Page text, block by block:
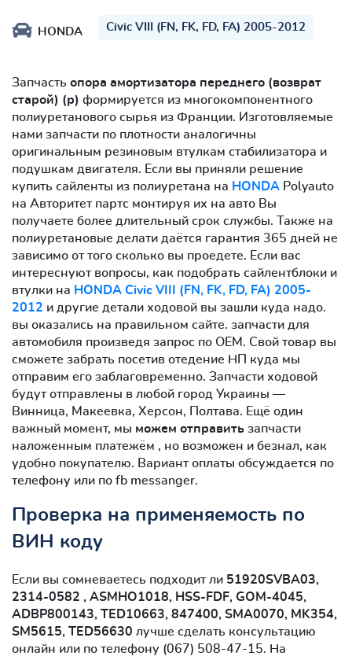
HONDA Civic VIII (FN, FK, FD, FA) 2005-2012
Запчасть опора амортизатора переднего (возврат
старой) (р) формируется из многокомпонентного
полиуретанового сырья из Франции. Изготовляемые
нами запчасти по плотности аналогичны
оригинальным резиновым втулкам стабилизатора и
подушкам двигателя. Если вы приняли решение
купить сайленты из полиуретана на HONDA Polyauto
на Авторитет партс монтируя их на авто Вы
получаете более длительный срок службы. Также на
полиуретановые делати даётся гарантия 365 дней не
зависимо от того сколько вы проедете. Если вас
интереснуют вопросы, как подобрать сайлентблоки и
втулки на HONDA Civic VIII (FN, FK, FD, FA) 2005-
2012 и другие детали ходовой вы зашли куда надо.
вы оказались на правильном сайте. запчасти для
автомобиля произведя запрос по OEM. Свой товар вы
сможете забрать посетив отедение НП куда мы
отправим его заблаговременно. Запчасти ходовой
будут отправлены в любой город Украины —
Винница, Макеевка, Херсон, Полтава. Ещё один
важный момент, мы можем отправить запчасти
наложенным платежём , но возможен и безнал, как
удобно покупателю. Вариант оплаты обсуждается по
телефону или по fb messanger.
Проверка на применяемость по
ВИН коду
Если вы сомневаетесь подходит ли 51920SVBA03,
2314-0582 , ASMHO1018, HSS-FDF, GOM-4045,
ADBP800143, TED10663, 847400, SMA0070, MK354,
SM5615, TED56630 лучше сделать консультацию
онлайн или по телефону (067) 508-47-15. На